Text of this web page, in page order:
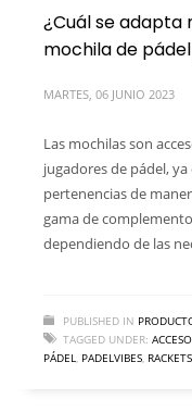
¿Cuál se adapta
mochila de
MARTES, 06 JUNIO 2023
Las mochilas son
jugadores de pádel,
pertenencias de
gama de
dependiendo de las
PUBLISHED IN
TAGGED UNDER:
PÁDEL
PADELVIBES RACKETS